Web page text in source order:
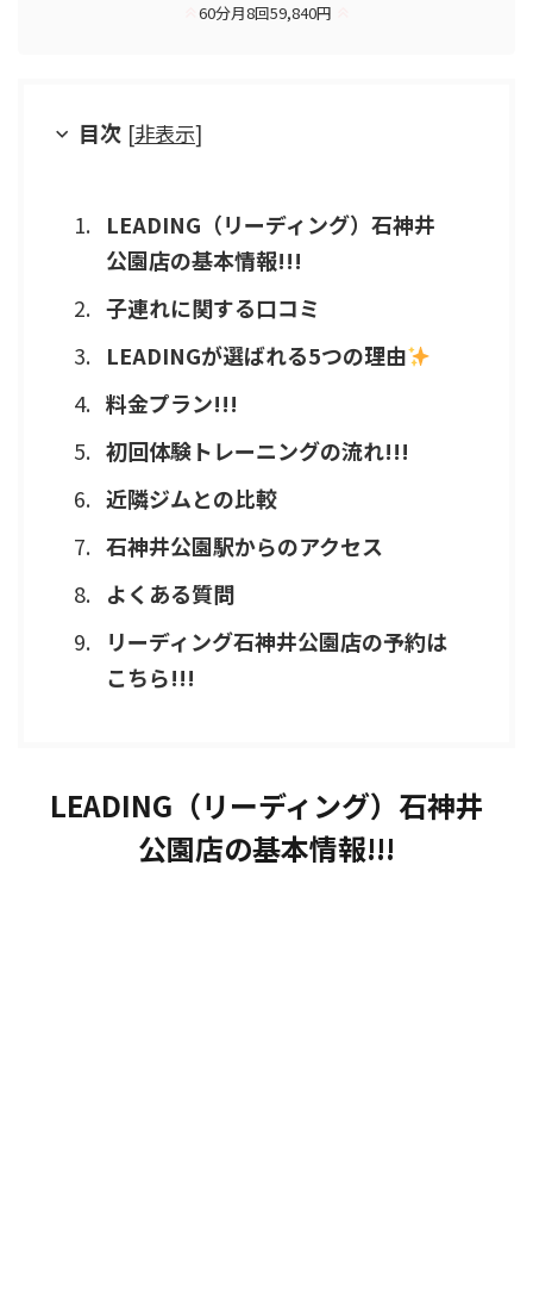
60分月8回59,840円
目次 [非表示]
LEADING（リーディング）石神井
公園店の基本情報!!!
子連れに関する口コミ
LEADINGが選ばれる5つの理由
料金プラン!!!
初回体験トレーニングの流れ!!!
近隣ジムとの比較
石神井公園駅からのアクセス
よくある質問
リーディング石神井公園店の予約は
こちら!!!
LEADING（リーディング）石神井
公園店の基本情報!!!